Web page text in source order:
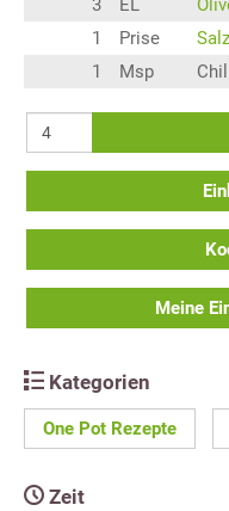
3
EL
1
Prise
Salz
1
Msp
Meine
Kategorien
One Pot Rezepte
Zeit